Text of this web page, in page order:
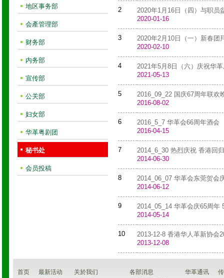
地区事务部
会產管理部
财务部
内务部
宣传部
公关部
妇女部
华革粤剧团
秘书处
会员投稿
2
2020年1月16日（四）与职员
2020-01-16
3
2020年2月10日（一）新春团
2020-02-10
4
2021年5月8日（六）庆祝华
2021-05-13
5
2016_09_22 国庆67周年联欢
2016-08-02
6
2016_5_7 华革会66周年酒会
2016-04-15
7
2014_6_30 热烈庆祝 香港回
2014-06-30
8
2014_06_07 华革会东莞贺会
2014-06-12
9
2014_05_14 华革会庆65周年
2014-05-14
10
2013-12-8 香港华人革新协会
2013-12-08
首页 最新活动 关於我们 各部消息 华革通讯